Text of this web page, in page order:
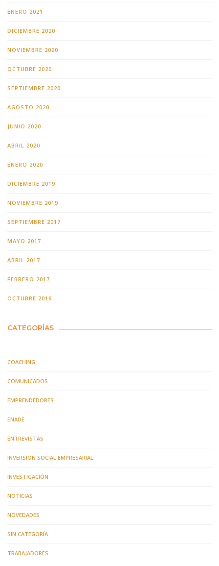
ENERO 2021
DICIEMBRE 2020
NOVIEMBRE 2020
OCTUBRE 2020
SEPTIEMBRE 2020
AGOSTO 2020
JUNIO 2020
ABRIL 2020
ENERO 2020
DICIEMBRE 2019
NOVIEMBRE 2019
SEPTIEMBRE 2017
MAYO 2017
ABRIL 2017
FEBRERO 2017
OCTUBRE 2016
CATEGORÍAS
COACHING
COMUNICADOS
EMPRENDEDORES
ENADE
ENTREVISTAS
INVERSION SOCIAL EMPRESARIAL
INVESTIGACIÓN
NOTICIAS
NOVEDADES
SIN CATEGORÍA
TRABAJADORES